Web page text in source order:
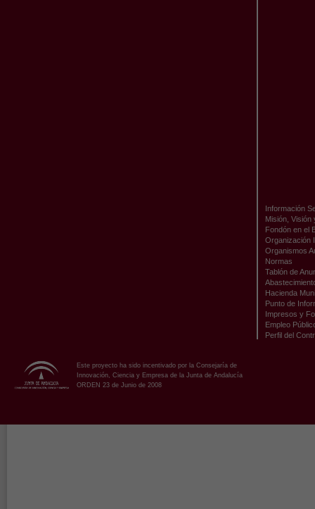
Información
Misión, Visión
Fondón en el
Organización
Organismos
Normas
Tablón de
Hacienda
Punto de
Impresos y
Empleo
Perfil del
Este proyecto ha sido incentivado por la Consejaría de
Innovación, Ciencia y Empresa de la Junta de Andalucía
ORDEN 23 de Junio de 2008